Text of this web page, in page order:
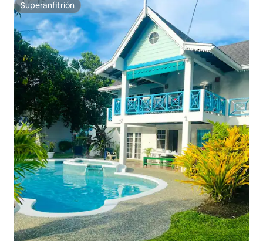
Superanfitrión
Superanfitrión